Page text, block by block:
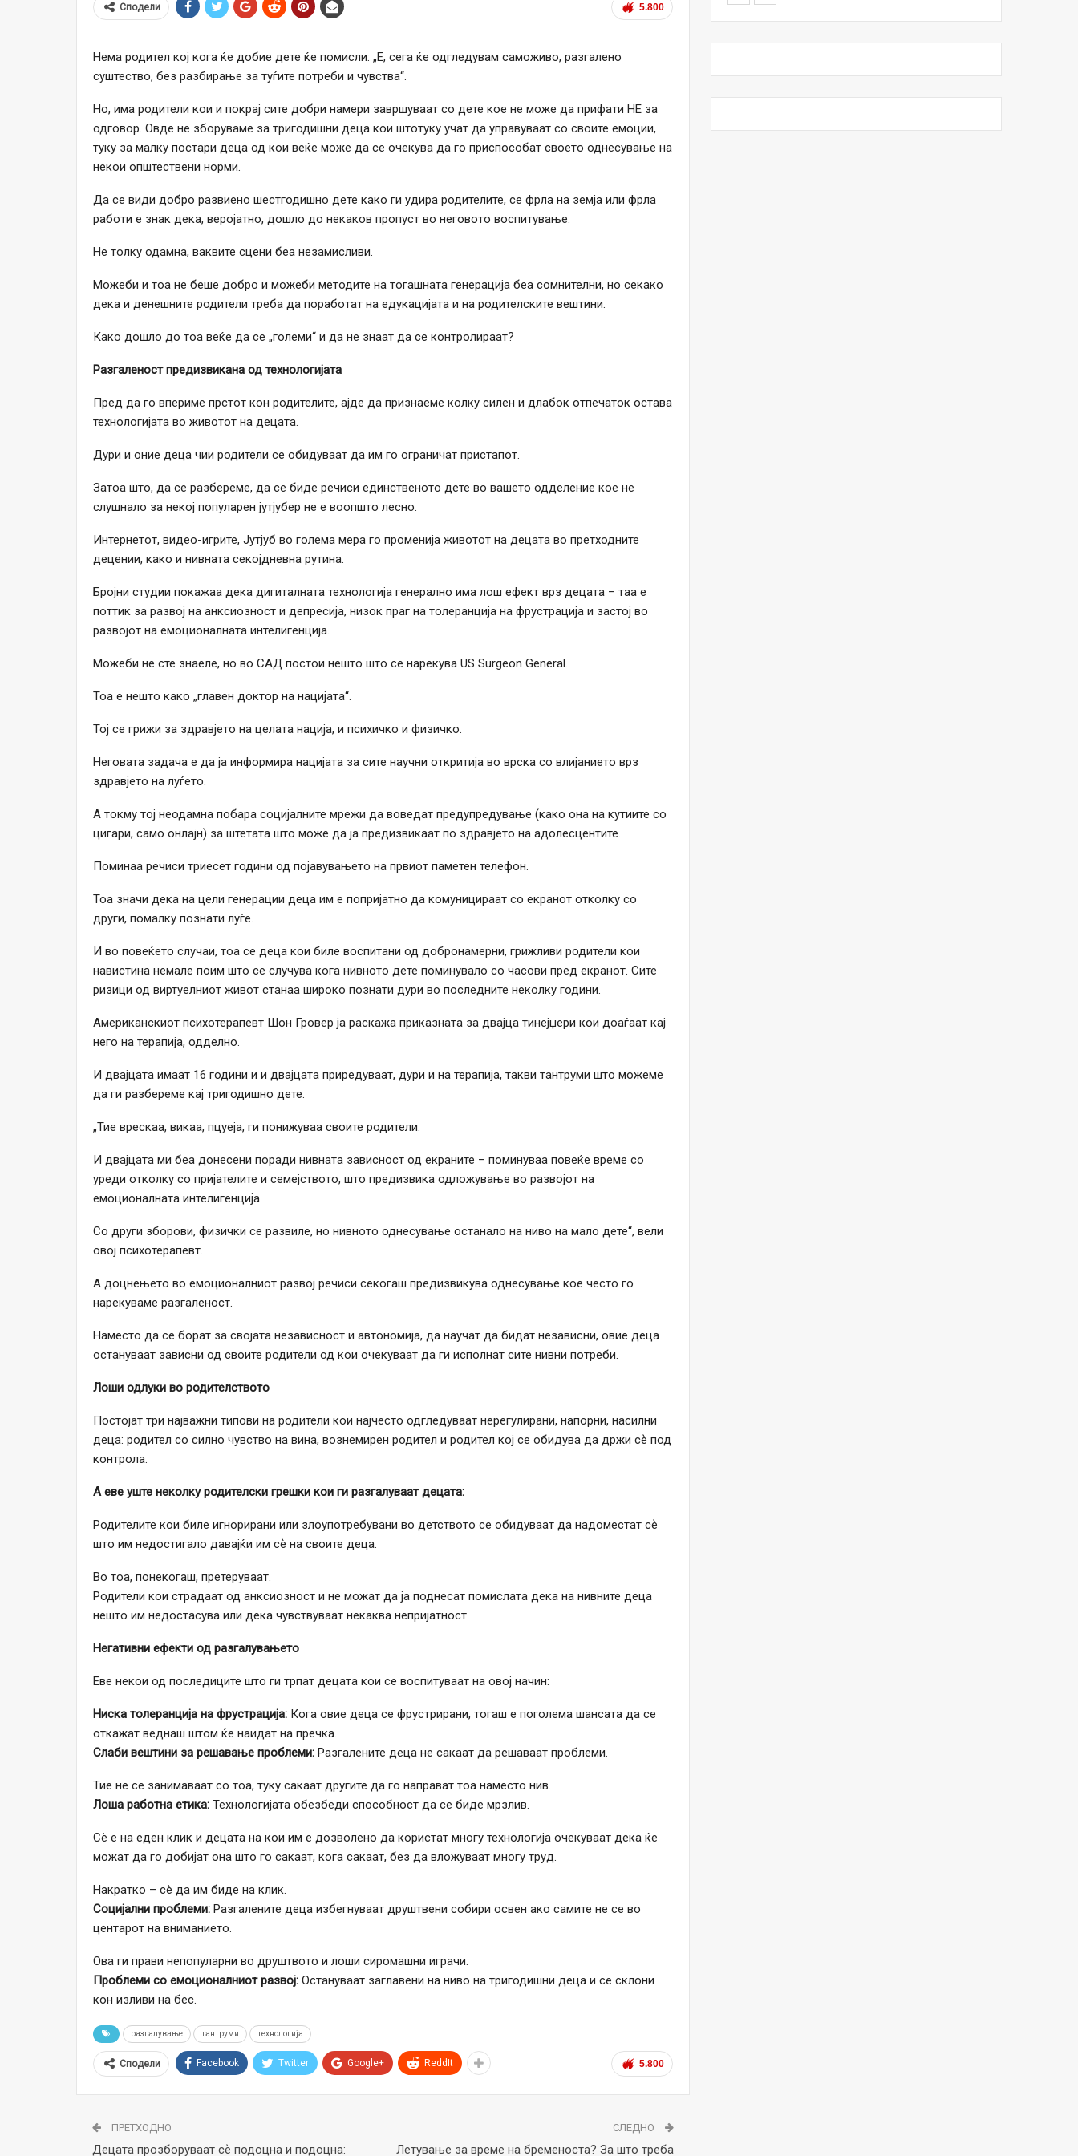
5.800
Сподели
Нема родител кој кога ќе добие дете ќе помисли: „Е, сега ќе одгледувам саможиво, разгалено
суштество, без разбирање за туѓите потреби и чувства“.
Но, има родители кои и покрај сите добри намери завршуваат со дете кое не може да прифати НЕ за
одговор. Овде не зборуваме за тригодишни деца кои штотуку учат да управуваат со своите емоции,
туку за малку постари деца од кои веќе може да се очекува да го приспособат своето однесување на
некои општествени норми.
Да се види добро развиено шестгодишно дете како ги удира родителите, се фрла на земја или фрла
работи е знак дека, веројатно, дошло до некаков пропуст во неговото воспитување.
Не толку одамна, ваквите сцени беа незамисливи.
Можеби и тоа не беше добро и можеби методите на тогашната генерација беа сомнителни, но секако
дека и денешните родители треба да поработат на едукацијата и на родителските вештини.
Како дошло до тоа веќе да се „големи“ и да не знаат да се контролираат?
Разгаленост предизвикана од технологијата
Пред да го впериме прстот кон родителите, ајде да признаеме колку силен и длабок отпечаток остава
технологијата во животот на децата.
Дури и оние деца чии родители се обидуваат да им го ограничат пристапот.
Затоа што, да се разбереме, да се биде речиси единственото дете во вашето одделение кое не
слушнало за некој популарен јутјубер не е воопшто лесно.
Интернетот, видео-игрите, Јутјуб во голема мера го променија животот на децата во претходните
децении, како и нивната секојдневна рутина.
Бројни студии покажаа дека дигиталната технологија генерално има лош ефект врз децата – таа е
поттик за развој на анксиозност и депресија, низок праг на толеранција на фрустрација и застој во
развојот на емоционалната интелигенција.
Можеби не сте знаеле, но во САД постои нешто што се нарекува US Surgeon General.
Тоа е нешто како „главен доктор на нацијата“.
Тој се грижи за здравјето на целата нација, и психичко и физичко.
Неговата задача е да ја информира нацијата за сите научни откритија во врска со влијанието врз
здравјето на луѓето.
А токму тој неодамна побара социјалните мрежи да воведат предупредување (како она на кутиите со
цигари, само онлајн) за штетата што може да ја предизвикаат по здравјето на адолесцентите.
Поминаа речиси триесет години од појавувањето на првиот паметен телефон.
Тоа значи дека на цели генерации деца им е попријатно да комуницираат со екранот отколку со
други, помалку познати луѓе.
И во повеќето случаи, тоа се деца кои биле воспитани од добронамерни, грижливи родители кои
навистина немале поим што се случува кога нивното дете поминувало со часови пред екранот. Сите
ризици од виртуелниот живот станаа широко познати дури во последните неколку години.
Американскиот психотерапевт Шон Гровер ја раскажа приказната за двајца тинејџери кои доаѓаат кај
него на терапија, одделно.
И двајцата имаат 16 години и и двајцата приредуваат, дури и на терапија, такви тантруми што можеме
да ги разбереме кај тригодишно дете.
„Тие врескаа, викаа, пцуеја, ги понижуваа своите родители.
И двајцата ми беа донесени поради нивната зависност од екраните – поминуваа повеќе време со
уреди отколку со пријателите и семејството, што предизвика одложување во развојот на
емоционалната интелигенција.
Со други зборови, физички се развиле, но нивното однесување останало на ниво на мало дете“, вели
овој психотерапевт.
А доцнењето во емоционалниот развој речиси секогаш предизвикува однесување кое често го
нарекуваме разгаленост.
Наместо да се борат за својата независност и автономија, да научат да бидат независни, овие деца
остануваат зависни од своите родители од кои очекуваат да ги исполнат сите нивни потреби.
Лоши одлуки во родителството
Постојат три најважни типови на родители кои најчесто одгледуваат нерегулирани, напорни, насилни
деца: родител со силно чувство на вина, вознемирен родител и родител кој се обидува да држи сѐ под
контрола.
А еве уште неколку родителски грешки кои ги разгалуваат децата:
Родителите кои биле игнорирани или злоупотребувани во детството се обидуваат да надоместат сѐ
што им недостигало давајќи им сѐ на своите деца.
Во тоа, понекогаш, претеруваат.
Родители кои страдаат од анксиозност и не можат да ја поднесат помислата дека на нивните деца
нешто им недостасува или дека чувствуваат некаква непријатност.
Негативни ефекти од разгалувањето
Еве некои од последиците што ги трпат децата кои се воспитуваат на овој начин:
Ниска толеранција на фрустрација: Кога овие деца се фрустрирани, тогаш е поголема шансата да се
откажат веднаш штом ќе наидат на пречка.
Слаби вештини за решавање проблеми: Разгалените деца не сакаат да решаваат проблеми.
Тие не се занимаваат со тоа, туку сакаат другите да го направат тоа наместо нив.
Лоша работна етика: Технологијата обезбеди способност да се биде мрзлив.
Сè е на еден клик и децата на кои им е дозволено да користат многу технологија очекуваат дека ќе
можат да го добијат она што го сакаат, кога сакаат, без да вложуваат многу труд.
Накратко – сè да им биде на клик.
Социјални проблеми: Разгалените деца избегнуваат друштвени собири освен ако самите не се во
центарот на вниманието.
Ова ги прави непопуларни во друштвото и лоши сиромашни играчи.
Проблеми со емоционалниот развој: Остануваат заглавени на ниво на тригодишни деца и се склони
кон изливи на бес.
разгалување тантруми технологија
5.800
Сподели Facebook Twitter Google+ ReddIt
ПРЕТХОДНО
Децата прозборуваат сѐ подоцна и подоцна:
СЛЕДНО
Летување за време на бременоста? За што треба